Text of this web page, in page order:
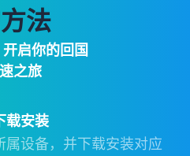
法
启你的回国
之旅
载安装
属设备，并下载安装对应